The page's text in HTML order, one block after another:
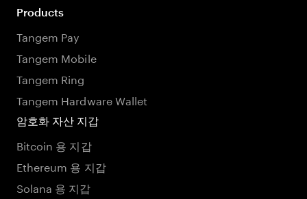
Products
Tangem Pay
Tangem Mobile
Tangem Ring
Tangem Hardware Wallet
암호화 자산 지갑
Bitcoin 용 지갑
Ethereum 용 지갑
Solana 용 지갑